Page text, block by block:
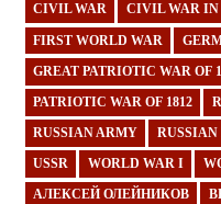
CIVIL WAR CIVIL WAR IN
FIRST WORLD WAR
GREAT PATRIOTIC WAR OF
PATRIOTIC WAR OF 1812
RUSSIAN ARMY RUSSIAN
USSR WORLD WAR I
АЛЕКСЕЙ ОЛЕЙНИКОВ